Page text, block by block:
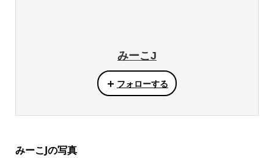
みーこJ
フォローする
みーこJの写真